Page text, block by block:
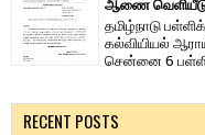
ஆணை
தமிழ்நாடு
கல்வியியல்
சென்னை 6
RECENT POSTS